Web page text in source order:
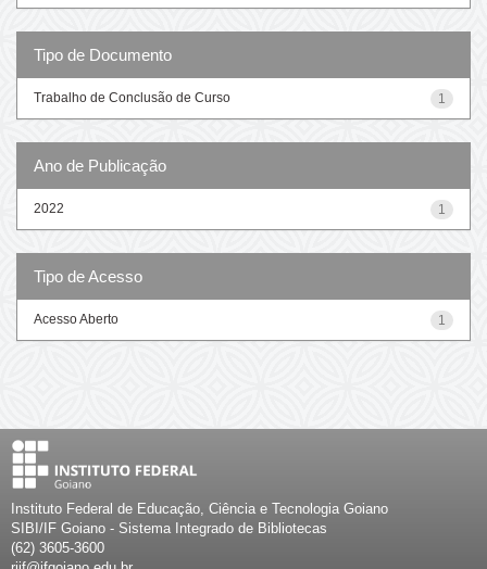
Tipo de Documento
1
Trabalho de Conclusão de Curso
Ano de Publicação
1
2022
Tipo de Acesso
1
Acesso Aberto
Instituto Federal de Educação, Ciência e Tecnologia Goiano
SIBI/IF Goiano - Sistema Integrado de Bibliotecas
(62) 3605-3600